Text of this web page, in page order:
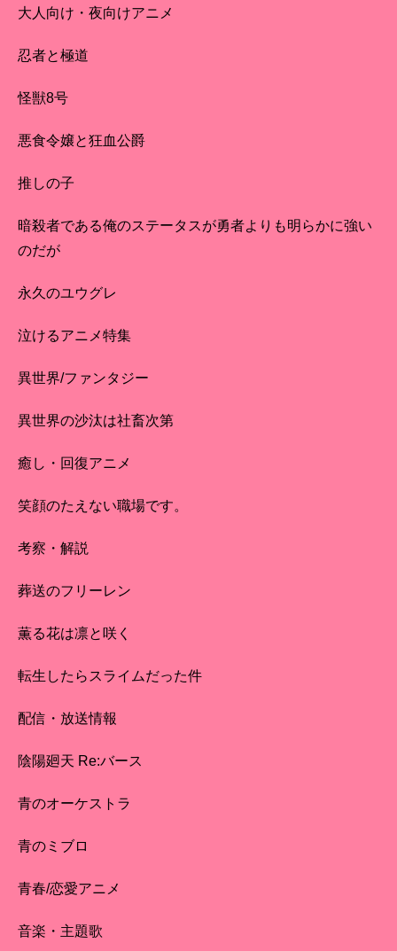
大人向け・夜向けアニメ
忍者と極道
怪獣8号
悪食令嬢と狂血公爵
推しの子
暗殺者である俺のステータスが勇者よりも明らかに強い
のだが
永久のユウグレ
泣けるアニメ特集
異世界/ファンタジー
異世界の沙汰は社畜次第
癒し・回復アニメ
笑顔のたえない職場です。
考察・解説
葬送のフリーレン
薫る花は凛と咲く
転生したらスライムだった件
配信・放送情報
陰陽廻天 Re:バース
青のオーケストラ
青のミブロ
青春/恋愛アニメ
音楽・主題歌